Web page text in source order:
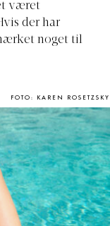
været
der har
noget til
FOTO: KAREN ROSETZSKY